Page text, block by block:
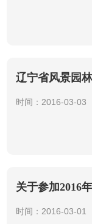
辽宁省风景园
评选工作的通知
时间：2016-03-03
关于参加2016
时间：2016-03-01